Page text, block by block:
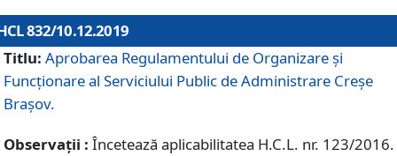
832/10.12.2019
Titlu: Aprobarea Regulamentului de Organizare și
Funcționare al Serviciului Public de Administrare Creșe
Brașov.
Observații : Încetează aplicabilitatea H.C.L. nr. 123/2016.